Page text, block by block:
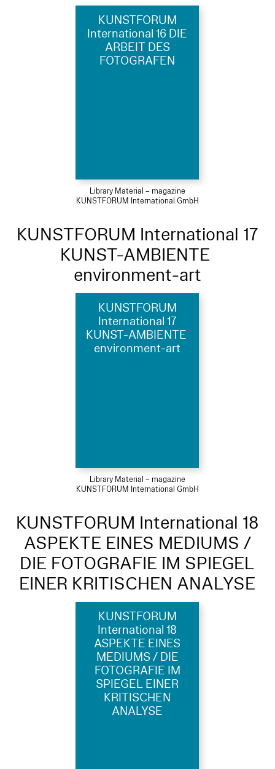
KUNSTFORUM
International 16 DIE
ARBEIT DES
FOTOGRAFEN
Library Material – magazine
KUNSTFORUM International GmbH
KUNSTFORUM International 17
KUNST-AMBIENTE
environment-art
KUNSTFORUM
International 17
KUNST-AMBIENTE
environment-art
Library Material – magazine
KUNSTFORUM International GmbH
KUNSTFORUM International 18
ASPEKTE EINES MEDIUMS /
DIE FOTOGRAFIE IM SPIEGEL
EINER KRITISCHEN ANALYSE
KUNSTFORUM
International 18
ASPEKTE EINES
MEDIUMS / DIE
FOTOGRAFIE IM
SPIEGEL EINER
KRITISCHEN
ANALYSE